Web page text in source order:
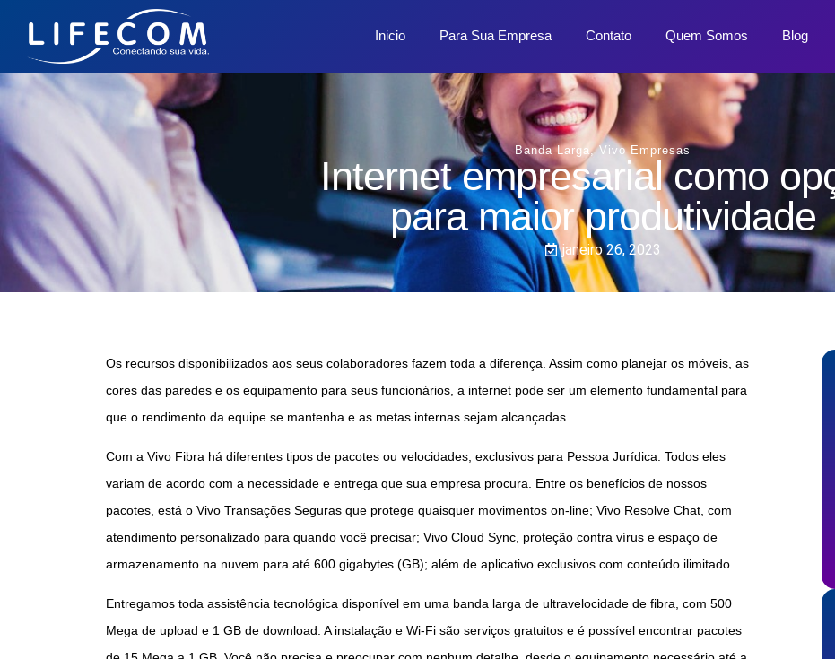
Inicio Para Sua Empresa Contato Quem Somos Blog
Banda Larga,Vivo Empresas
Internet empresarial como
para maior produtividade
janeiro 26, 2023
Os recursos disponibilizados aos seus colaboradores fazem toda a diferença. Assim como planejar os móveis, as
cores das paredes e os equipamento para seus funcionários, a internet pode ser um elemento fundamental para
que o rendimento da equipe se mantenha e as metas internas sejam alcançadas.
Com a Vivo Fibra há diferentes tipos de pacotes ou velocidades, exclusivos para Pessoa Jurídica. Todos eles
variam de acordo com a necessidade e entrega que sua empresa procura. Entre os benefícios de nossos
pacotes, está o Vivo Transações Seguras que protege quaisquer movimentos on-line; Vivo Resolve Chat, com
atendimento personalizado para quando você precisar; Vivo Cloud Sync, proteção contra vírus e espaço de
armazenamento na nuvem para até 600 gigabytes (GB); além de aplicativo exclusivos com conteúdo ilimitado.
Entregamos toda assistência tecnológica disponível em uma banda larga de ultravelocidade de fibra, com 500
Mega de upload e 1 GB de download. A instalação e Wi-Fi são serviços gratuitos e é possível encontrar pacotes